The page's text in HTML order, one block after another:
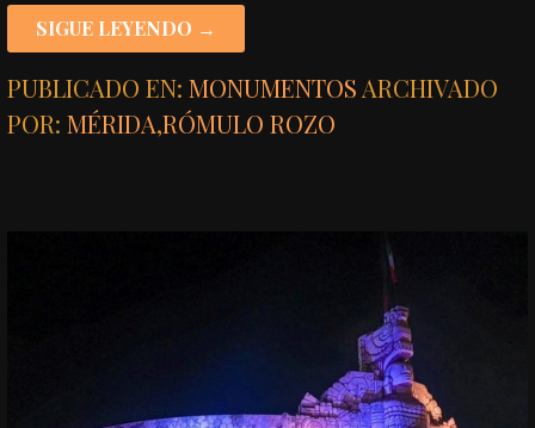
SIGUE LEYENDO →
PUBLICADO EN:MONUMENTOS ARCHIVADO
POR:MÉRIDA,RÓMULO ROZO